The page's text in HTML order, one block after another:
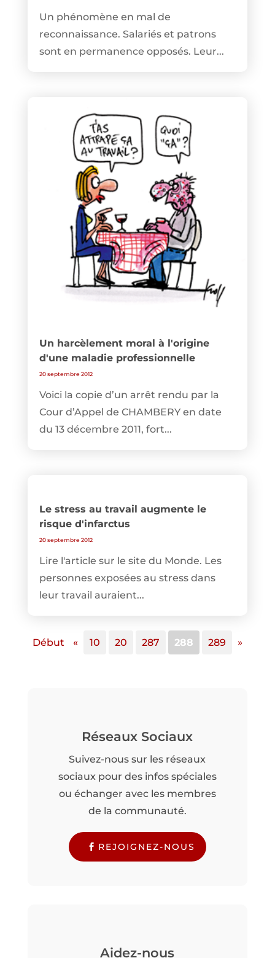
Un phénomène en mal de
reconnaissance. Salariés et patrons
sont en permanence opposés. Leur...
Un harcèlement moral à l'origine
d'une maladie professionnelle
20 septembre 2012
Voici la copie d’un arrêt rendu par la
Cour d’Appel de CHAMBERY en date
du 13 décembre 2011, fort...
Le stress au travail augmente le
risque d'infarctus
20 septembre 2012
Lire l'article sur le site du Monde. Les
personnes exposées au stress dans
leur travail auraient...
Début « 10 20 287 288 289 »
Réseaux Sociaux
Suivez-nous sur les réseaux
sociaux pour des infos spéciales
ou échanger avec les membres
de la communauté.
REJOIGNEZ-NOUS
Aidez-nous